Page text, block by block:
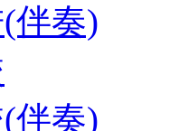
伴奏)
伴奏)